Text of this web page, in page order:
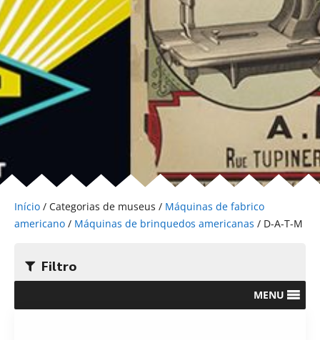
Início / Categorias de museus / Máquinas de fabrico
americano / Máquinas de brinquedos americanas / D-A-T-M
Filtro
MENU